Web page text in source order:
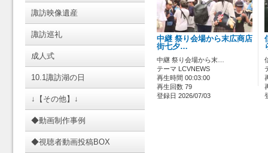
諏訪映像遺産
諏訪巡礼
成人式
10.1諏訪湖の日
↓【その他】↓
◆動画制作事例
◆視聴者動画投稿BOX
中継 祭り会場から末広商店
街七夕…
中継 祭り会場から末…
テーマ LCVNEWS
再生時間 00:03:00
再生回数 79
登録日 2026/07/03